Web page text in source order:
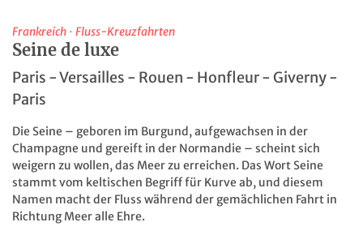
Frankreich · Fluss-Kreuzfahrten
Seine de luxe
Paris - Versailles - Rouen - Honfleur - Giverny -
Paris
Die Seine – geboren im Burgund, aufgewachsen in der
Champagne und gereift in der Normandie – scheint sich
weigern zu wollen, das Meer zu erreichen. Das Wort Seine
stammt vom keltischen Begriff für Kurve ab, und diesem
Namen macht der Fluss während der gemächlichen Fahrt in
Richtung Meer alle Ehre.